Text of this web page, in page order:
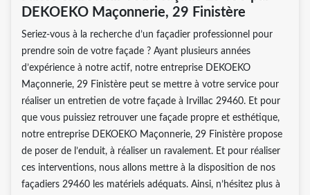
DEKOEKO Maçonnerie, 29 Finistère
Seriez-vous à la recherche d’un façadier professionnel pour
prendre soin de votre façade ? Ayant plusieurs années
d’expérience à notre actif, notre entreprise DEKOEKO
Maçonnerie, 29 Finistère peut se mettre à votre service pour
réaliser un entretien de votre façade à Irvillac 29460. Et pour
que vous puissiez retrouver une façade propre et esthétique,
notre entreprise DEKOEKO Maçonnerie, 29 Finistère propose
de poser de l’enduit, à réaliser un ravalement. Et pour réaliser
ces interventions, nous allons mettre à la disposition de nos
façadiers 29460 les matériels adéquats. Ainsi, n’hésitez plus à